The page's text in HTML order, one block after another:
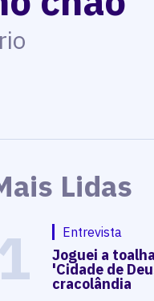
Lidas
Entrevista
Joguei a
'Cidade de
cracolândia